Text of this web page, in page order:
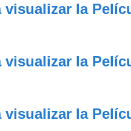
visualizar la
visualizar la
visualizar la